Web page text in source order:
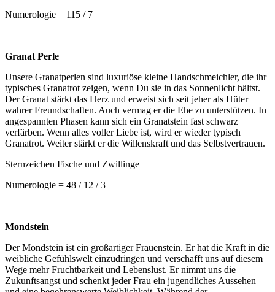
Numerologie = 115 / 7
Granat Perle
Unsere Granatperlen sind luxuriöse kleine Handschmeichler, die ihr
typisches Granatrot zeigen, wenn Du sie in das Sonnenlicht hältst.
Der Granat stärkt das Herz und erweist sich seit jeher als Hüter
wahrer Freundschaften. Auch vermag er die Ehe zu unterstützen. In
angespannten Phasen kann sich ein Granatstein fast schwarz
verfärben. Wenn alles voller Liebe ist, wird er wieder typisch
Granatrot. Weiter stärkt er die Willenskraft und das Selbstvertrauen.
Sternzeichen Fische und Zwillinge
Numerologie = 48 / 12 / 3
Mondstein
Der Mondstein ist ein großartiger Frauenstein. Er hat die Kraft in die
weibliche Gefühlswelt einzudringen und verschafft uns auf diesem
Wege mehr Fruchtbarkeit und Lebenslust. Er nimmt uns die
Zukunftsangst und schenkt jeder Frau ein jugendliches Aussehen